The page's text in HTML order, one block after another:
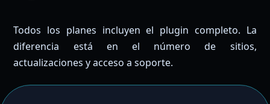
Todos los planes incluyen el plugin completo. La
diferencia está en el número de sitios,
actualizaciones y acceso a soporte.